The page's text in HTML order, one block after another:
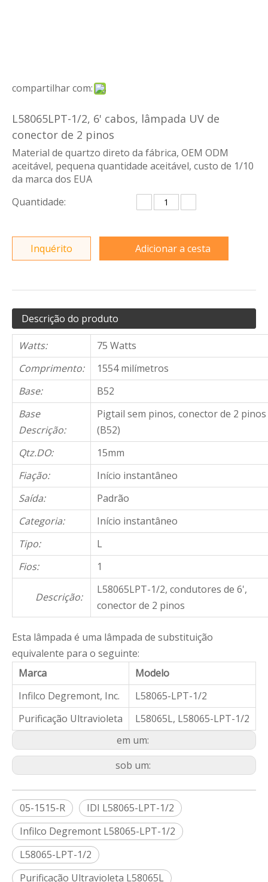
compartilhar com:
L58065LPT-1/2, 6' cabos, lâmpada UV de
conector de 2 pinos
Material de quartzo direto da fábrica, OEM ODM
aceitável, pequena quantidade aceitável, custo de 1/10
da marca dos EUA
Quantidade:
Inquérito Adicionar a cesta
Descrição do produto
Watts:
75 Watts
Comprimento:
1554 milímetros
Base:
B52
Base
Descrição:
Pigtail sem pinos, conector de 2 pinos
(B52)
Qtz.DO:
15mm
Fiação:
Início instantâneo
Saída:
Padrão
Categoria:
Início instantâneo
Tipo:
L
Fios:
1
Descrição:
L58065LPT-1/2, condutores de 6',
conector de 2 pinos
Esta lâmpada é uma lâmpada de substituição
equivalente para o seguinte:
Marca
Modelo
Infilco Degremont, Inc.
L58065-LPT-1/2
Purificação Ultravioleta
L58065L, L58065-LPT-1/2
em um:
sob um:
05-1515-R
IDI L58065-LPT-1/2
Infilco Degremont L58065-LPT-1/2
L58065-LPT-1/2
Purificação Ultravioleta L58065L